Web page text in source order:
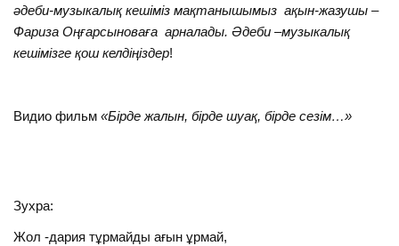
әдеби-музыкалық кешіміз мақтанышымыз ақын-жазушы –
Фариза Оңғарсыноваға арналады. Әдеби –музыкалық
кешімізге қош келдіңіздер!
Видио фильм«Бірде жалын, бірде шуақ, бірде сезім…»
Зухра:
Жол -дария тұрмайды ағын ұрмай,